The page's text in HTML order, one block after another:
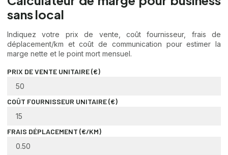
sans local
Indiquez votre prix de vente, coût fournisseur, frais de
déplacement/km et coût de communication pour estimer la
marge nette et le point mort mensuel.
PRIX DE VENTE UNITAIRE (€)
COÛT FOURNISSEUR UNITAIRE (€)
FRAIS DÉPLACEMENT (€/KM)